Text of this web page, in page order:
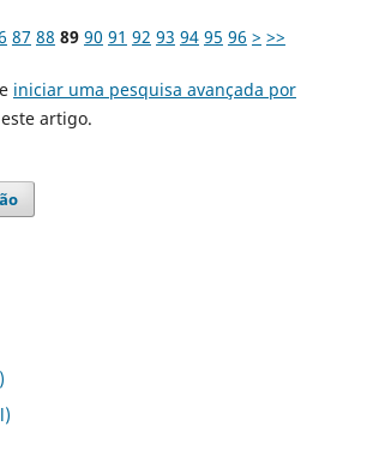
87 88 89 90 91 92 93 94 95 96 > >>
iniciar uma pesquisa avançada por
artigo.